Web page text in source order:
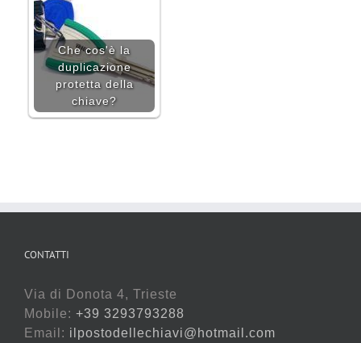
Che cos'è la
duplicazione
protetta della
chiave?
CONTATTI
Via di Donota 4, Trieste
Mobile: +39 3293793288
Email: ilpostodellechiavi@hotmail.com